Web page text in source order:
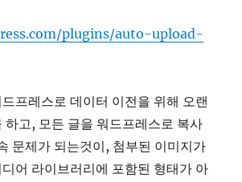
plugins/auto-upload-
프레스로 데이터 이전을 위해 오랜
하고, 모든 글을 워드프레스로 복사
문제가 되는것이, 첨부된 이미지가
어 라이브러리에 포함된 형태가 아